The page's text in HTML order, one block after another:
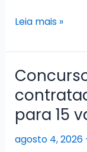
Concurso
AC
2026:
139
vagas
anunciadas
para
delegado,
Leia mais »
para 15
agosto 4, 2026